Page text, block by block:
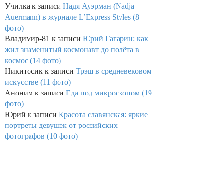
Училка к записи Надя Ауэрман (Nadja
Auermann) в журнале L’Express Styles (8
фото)
Владимир-81 к записи Юрий Гагарин: как
жил знаменитый космонавт до полёта в
космос (14 фото)
Никитосик к записи Трэш в средневековом
искусстве (11 фото)
Аноним к записи Еда под микроскопом (19
фото)
Юрий к записи Красота славянская: яркие
портреты девушек от российских
фотографов (10 фото)